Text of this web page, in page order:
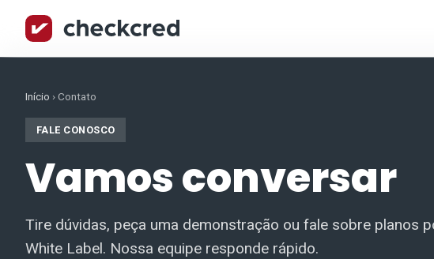
Início ›Contato
FALE CONOSCO
Vamos conversar
Tire dúvidas, peça uma demonstração ou fale sobre planos
White Label. Nossa equipe responde rápido.